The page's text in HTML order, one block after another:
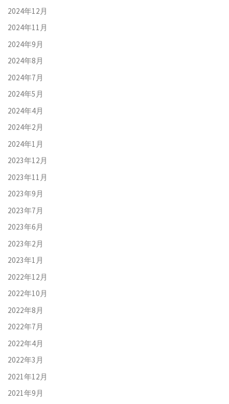
2024年12月
2024年11月
2024年9月
2024年8月
2024年7月
2024年5月
2024年4月
2024年2月
2024年1月
2023年12月
2023年11月
2023年9月
2023年7月
2023年6月
2023年2月
2023年1月
2022年12月
2022年10月
2022年8月
2022年7月
2022年4月
2022年3月
2021年12月
2021年9月